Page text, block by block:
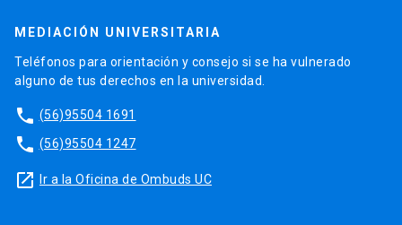
MEDIACIÓN UNIVERSITARIA
Teléfonos para orientación y consejo si se ha vulnerado
alguno de tus derechos en la universidad.
phone (56)95504 1691
phone (56)95504 1247
launch Ir a la Oficina de Ombuds UC